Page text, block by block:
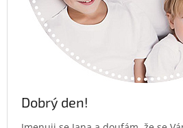
Dobrý den!